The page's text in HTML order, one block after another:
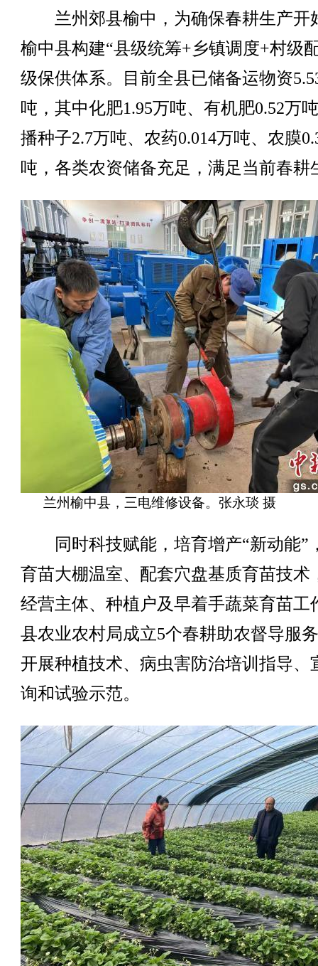
兰州郊县榆中，为确保春耕生产开
榆中县构建“县级统筹+乡镇调度+村级
级保供体系。目前全县已储备运物资
吨，其中化肥1.95万吨、有机肥0.52万
播种子2.7万吨、农药0.014万吨、农膜
吨，各类农资储备充足，满足当前春耕
兰州榆中县，三电维修设备。张永琰 摄
同时科技赋能，培育增产“新动能”
育苗大棚温室、配套穴盘基质育苗技术
经营主体、种植户及早着手蔬菜育苗工
县农业农村局成立5个春耕助农督导服
开展种植技术、病虫害防治培训指导、
询和试验示范。